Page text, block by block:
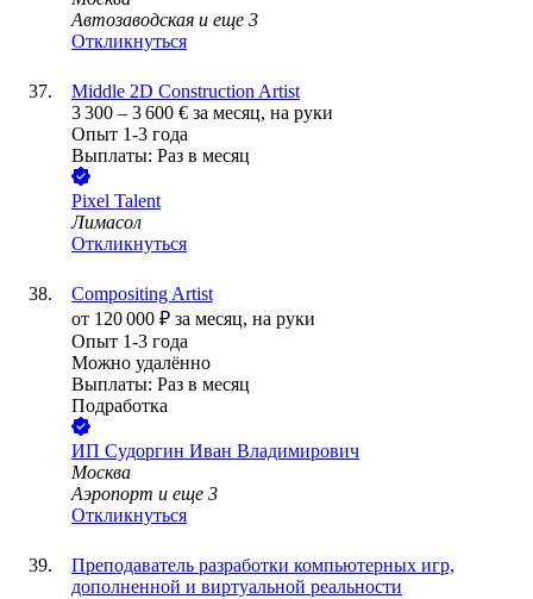
Автозаводская и еще 3
Откликнуться
Middle 2D Construction Artist
3 300 – 3 600 € за месяц, на руки
Опыт 1-3 года
Выплаты: Раз в месяц
Pixel Talent
Лимасол
Откликнуться
Compositing Artist
от 120 000 ₽ за месяц, на руки
Опыт 1-3 года
Можно удалённо
Выплаты: Раз в месяц
Подработка
ИП Судоргин Иван Владимирович
Москва
Аэропорт и еще 3
Откликнуться
Преподаватель разработки компьютерных игр,
дополненной и виртуальной реальности